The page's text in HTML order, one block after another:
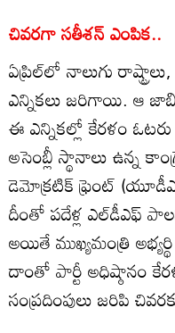
చివరగా సతీశన్ ఎంపిక..
ఏప్రిల్‌లో నాలుగు
ఎన్నికలు జరిగాయి. ఆ
ఈ ఎన్నికల్లో కేరళం
అసెంబ్లీ స్థానాలు ఉన్న
డెమోక్రటిక్ ఫ్రెంట్‌
దీంతో పదేళ్ల ఎల్‌డీఎఫ్
అయితే ముఖ్యమంత్రి
దాంతో పార్టీ అధిష్ఠానం
సంప్రదింపులు జరిపి